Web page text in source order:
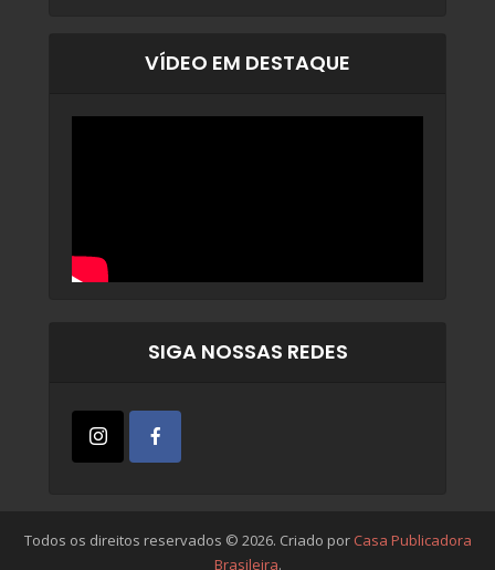
VÍDEO EM DESTAQUE
SIGA NOSSAS REDES
Todos os direitos reservados © 2026. Criado por Casa Publicadora
Brasileira.